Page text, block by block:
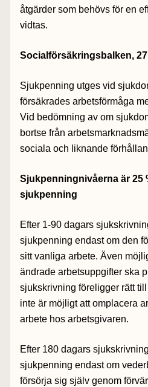
åtgärder som behövs för en
vidtas.
Socialförsäkringsbalken, 27
Sjukpenning utges vid
försäkrades arbetsförmåga
Vid bedömning av om
bortse från
sociala och liknande
Sjukpenningnivåerna är 25
sjukpenning
Efter 1-90 dagars
sjukpenning endast om den
sitt vanliga arbete. Även
ändrade arbetsuppgifter ska
sjukskrivning föreligger rätt
inte är möjligt att omplacera
arbete hos arbetsgivaren.
Efter 180 dagars
sjukpenning endast om
försörja sig själv genom